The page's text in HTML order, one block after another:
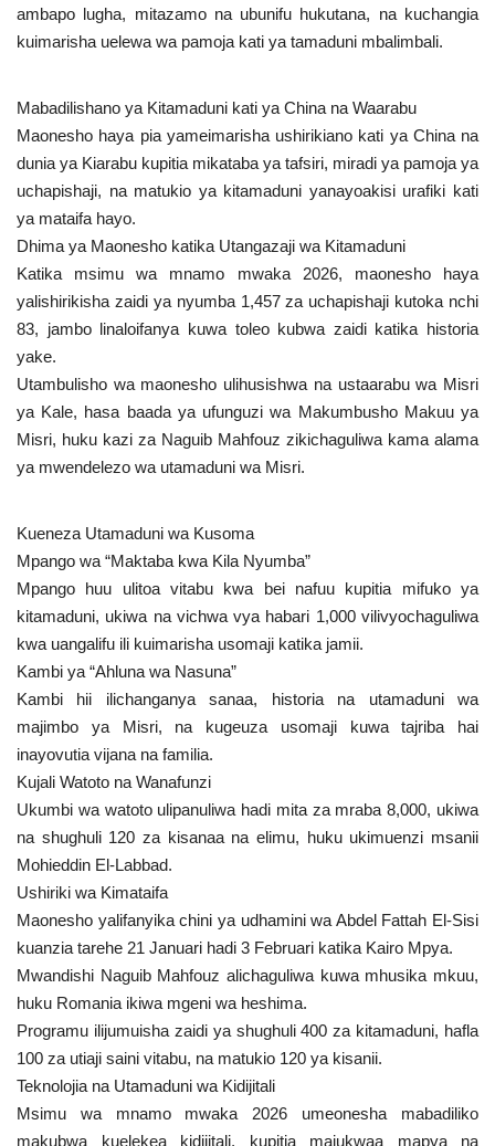
ambapo lugha, mitazamo na ubunifu hukutana, na kuchangia
kuimarisha uelewa wa pamoja kati ya tamaduni mbalimbali.
Mabadilishano ya Kitamaduni kati ya China na Waarabu
Maonesho haya pia yameimarisha ushirikiano kati ya China na
dunia ya Kiarabu kupitia mikataba ya tafsiri, miradi ya pamoja ya
uchapishaji, na matukio ya kitamaduni yanayoakisi urafiki kati
ya mataifa hayo.
Dhima ya Maonesho katika Utangazaji wa Kitamaduni
Katika msimu wa mnamo mwaka 2026, maonesho haya
yalishirikisha zaidi ya nyumba 1,457 za uchapishaji kutoka nchi
83, jambo linaloifanya kuwa toleo kubwa zaidi katika historia
yake.
Utambulisho wa maonesho ulihusishwa na ustaarabu wa Misri
ya Kale, hasa baada ya ufunguzi wa Makumbusho Makuu ya
Misri, huku kazi za Naguib Mahfouz zikichaguliwa kama alama
ya mwendelezo wa utamaduni wa Misri.
Kueneza Utamaduni wa Kusoma
Mpango wa “Maktaba kwa Kila Nyumba”
Mpango huu ulitoa vitabu kwa bei nafuu kupitia mifuko ya
kitamaduni, ukiwa na vichwa vya habari 1,000 vilivyochaguliwa
kwa uangalifu ili kuimarisha usomaji katika jamii.
Kambi ya “Ahluna wa Nasuna”
Kambi hii ilichanganya sanaa, historia na utamaduni wa
majimbo ya Misri, na kugeuza usomaji kuwa tajriba hai
inayovutia vijana na familia.
Kujali Watoto na Wanafunzi
Ukumbi wa watoto ulipanuliwa hadi mita za mraba 8,000, ukiwa
na shughuli 120 za kisanaa na elimu, huku ukimuenzi msanii
Mohieddin El-Labbad.
Ushiriki wa Kimataifa
Maonesho yalifanyika chini ya udhamini wa Abdel Fattah El-Sisi
kuanzia tarehe 21 Januari hadi 3 Februari katika Kairo Mpya.
Mwandishi Naguib Mahfouz alichaguliwa kuwa mhusika mkuu,
huku Romania ikiwa mgeni wa heshima.
Programu ilijumuisha zaidi ya shughuli 400 za kitamaduni, hafla
100 za utiaji saini vitabu, na matukio 120 ya kisanii.
Teknolojia na Utamaduni wa Kidijitali
Msimu wa mnamo mwaka 2026 umeonesha mabadiliko
makubwa kuelekea kidijitali, kupitia majukwaa mapya na